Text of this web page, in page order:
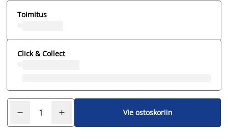
Toimitus
Click & Collect
Vie ostoskoriin